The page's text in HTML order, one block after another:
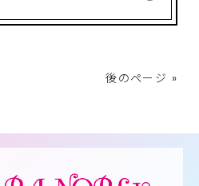
後のページ »